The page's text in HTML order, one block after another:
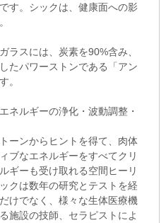
す。シックは、健康面への影
ラスには、炭素を90%含み、
たパワーストンである「アン
。
ネルギーの浄化・波動調整・
ーンからヒントを得て、肉体
ブなエネルギーをすべてクリ
ギーも受け取れる空間ヒーリ
クは数年の研究とテストを経
けでなく、様々な生体医療機
施設の技師、セラピストによ